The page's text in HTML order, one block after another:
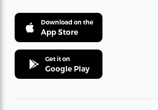
Download on the
App Store
Get it on
Google Play